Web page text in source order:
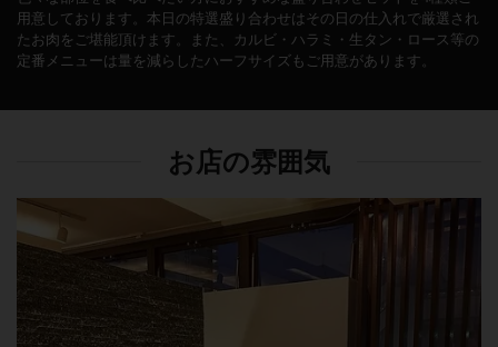
用意しております。本日の特選盛り合わせはその日の仕入れで厳選され
たお肉をご堪能頂けます。また、カルビ・ハラミ・生タン・ロース等の
定番メニューは量を減らしたハーフサイズもご用意があります。
お店の雰囲気